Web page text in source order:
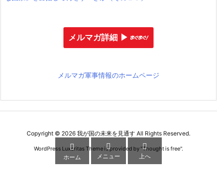
メルマガ詳細 ▶︎
メルマガ軍事情報のホームページ
Copyright © 2026 我が国の未来を見通す All Rights Reserved.
WordPress Luxeritas Theme is provided by "Thought is free".

ホーム

メニュー

上へ